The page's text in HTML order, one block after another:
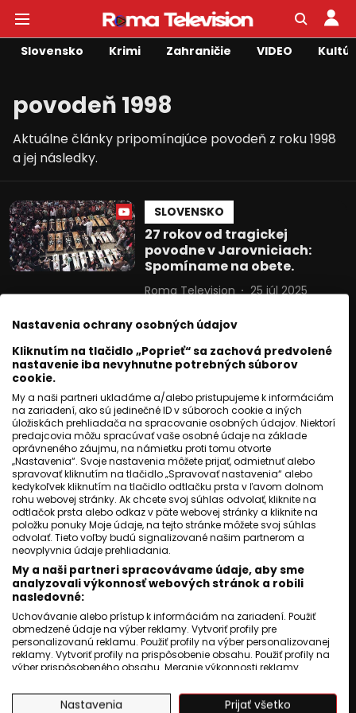
Slovensko Krimi Zahraničie VIDEO
povodeň 1998
Aktuálne články pripomínajúce povodeň z roku 1998
a jej následky.
SLOVENSKO
27 rokov od tragickej
povodne v Jarovniciach:
Spomíname na obete.
Roma Television
25 júl 2025
Nastavenia ochrany osobných údajov
Kliknutím na tlačidlo „Poprieť“ sa zachová predvolené
nastavenie iba nevyhnutne potrebných súborov
cookie.
My a naši partneri ukladáme a/alebo pristupujeme k informáciám
na zariadení, ako sú jedinečné ID v súboroch cookie a iných
úložiskách prehliadača na spracovanie osobných údajov. Niektorí
predajcovia môžu spracúvať vaše osobné údaje na základe
oprávneného záujmu, na námietku proti tomu otvorte
„Nastavenia“. Svoje nastavenia môžete prijať, odmietnuť alebo
spravovať kliknutím na tlačidlo „Spravovať nastavenia“ alebo
kedykoľvek kliknutím na tlačidlo odtlačku prsta v ľavom dolnom
rohu webovej stránky. Ak chcete svoj súhlas odvolať, kliknite na
odtlačok prsta alebo odkaz v päte webovej stránky a kliknite na
položku ponuky Moje údaje, na tejto stránke môžete svoj súhlas
odvolať. Tieto voľby budú signalizované našim partnerom a
neovplyvnia údaje prehliadania.
My a naši partneri spracovávame údaje, aby sme
analyzovali výkonnosť webových stránok a robili
nasledovné:
Uchovávanie alebo prístup k informáciám na zariadení. Použiť
obmedzené údaje na výber reklamy. Vytvoriť profily pre
personalizovanú reklamu. Použiť profily na výber personalizovanej
reklamy. Vytvoriť profily na prispôsobenie obsahu. Použiť profily na
výber prispôsobeného obsahu. Meranie výkonnosti reklamy.
štatistík alebo spájania údajov z rôznych zdrojov. Vývoj a
zlepšovanie služieb. Použitie obmedzených údajov na výber
Nastavenia Prijať všetko